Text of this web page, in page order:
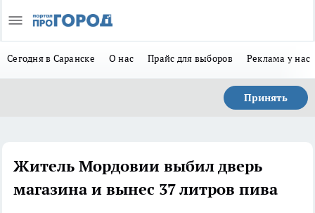
Сегодня в Саранске О нас Прайс для выборов Реклама у нас
Принять
Житель Мордовии выбил дверь
магазина и вынес 37 литров пива